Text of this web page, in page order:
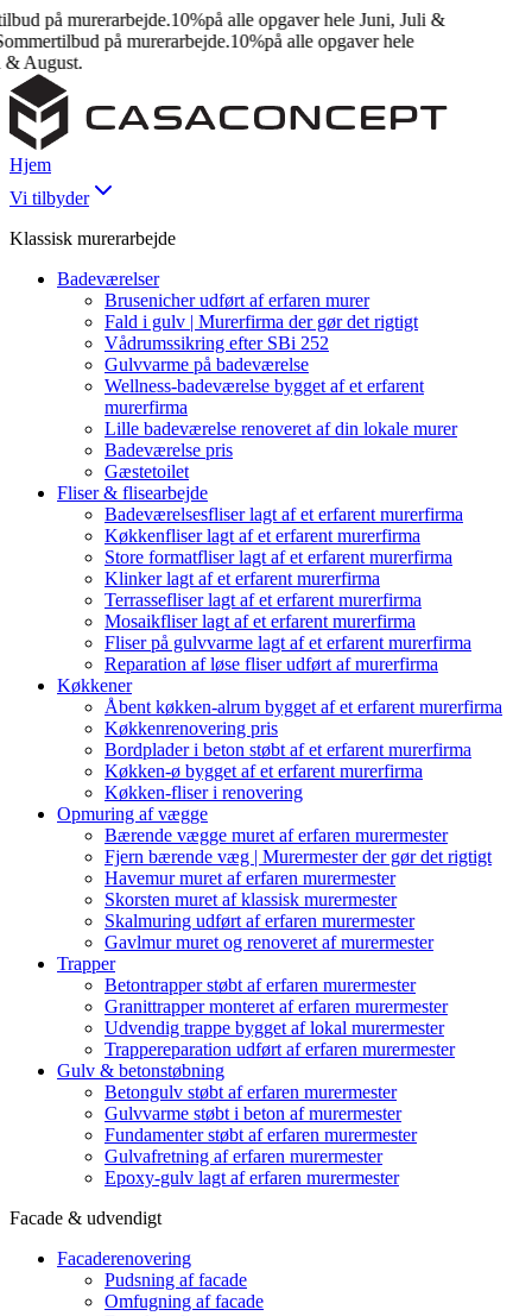
på murerarbejde.10%på alle opgaver hele Juni, Juli &
på murerarbejde.10%på alle opgaver hele
August.
Hjem
Vi tilbyder
Klassisk murerarbejde
Badeværelser
Brusenicher udført af erfaren murer
Fald i gulv | Murerfirma der gør det rigtigt
Vådrumssikring efter SBi 252
Gulvvarme på badeværelse
Wellness-badeværelse bygget af et erfarent
murerfirma
Lille badeværelse renoveret af din lokale murer
Badeværelse pris
Gæstetoilet
Fliser & flisearbejde
Badeværelsesfliser lagt af et erfarent murerfirma
Køkkenfliser lagt af et erfarent murerfirma
Store formatfliser lagt af et erfarent murerfirma
Klinker lagt af et erfarent murerfirma
Terrassefliser lagt af et erfarent murerfirma
Mosaikfliser lagt af et erfarent murerfirma
Fliser på gulvvarme lagt af et erfarent murerfirma
Reparation af løse fliser udført af murerfirma
Køkkener
Åbent køkken-alrum bygget af et erfarent murerfirma
Køkkenrenovering pris
Bordplader i beton støbt af et erfarent murerfirma
Køkken-ø bygget af et erfarent murerfirma
Køkken-fliser i renovering
Opmuring af vægge
Bærende vægge muret af erfaren murermester
Fjern bærende væg | Murermester der gør det rigtigt
Havemur muret af erfaren murermester
Skorsten muret af klassisk murermester
Skalmuring udført af erfaren murermester
Gavlmur muret og renoveret af murermester
Trapper
Betontrapper støbt af erfaren murermester
Granittrapper monteret af erfaren murermester
Udvendig trappe bygget af lokal murermester
Trappereparation udført af erfaren murermester
Gulv & betonstøbning
Betongulv støbt af erfaren murermester
Gulvvarme støbt i beton af murermester
Fundamenter støbt af erfaren murermester
Gulvafretning af erfaren murermester
Epoxy-gulv lagt af erfaren murermester
Facade & udvendigt
Facaderenovering
Pudsning af facade
Omfugning af facade